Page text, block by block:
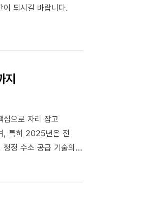
이 되시길 바랍니다.
심으로 자리 잡고
, 특히 2025년은 전
정 수소 공급 기술의